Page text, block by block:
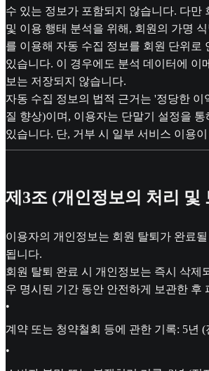
수 있는 정보가 포함되지 않습니다. 다만
및 이용 행태 분석을 위해, 회원의 가명
를 이용해 자동 수집 정보를 회원 단위로
있습니다. 이 경우에도 분석 데이터에 이
보는 저장되지 않습니다.
자동 수집 정보의 법적 근거는 '정당한 이
질 향상)이며, 이용자는 단말기 설정을
있습니다. 단, 거부 시 일부 서비스 이용
제3조 (개인정보의 처리 및
이용자의 개인정보는 회원 탈퇴가 완료
됩니다.
회원 탈퇴 완료 시 개인정보는 즉시 삭제
우 명시된 기간 동안 안전하게 보관한 후
•
계약 또는 청약철회 등에 관한 기록: 5년
•